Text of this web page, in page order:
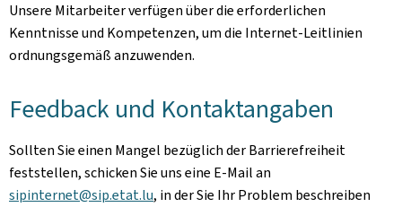
Unsere Mitarbeiter verfügen über die erforderlichen
Kenntnisse und Kompetenzen, um die Internet-Leitlinien
ordnungsgemäß anzuwenden.
Feedback und Kontaktangaben
Sollten Sie einen Mangel bezüglich der Barrierefreiheit
feststellen, schicken Sie uns eine E-Mail an
sipinternet@sip.etat.lu, in der Sie Ihr Problem beschreiben